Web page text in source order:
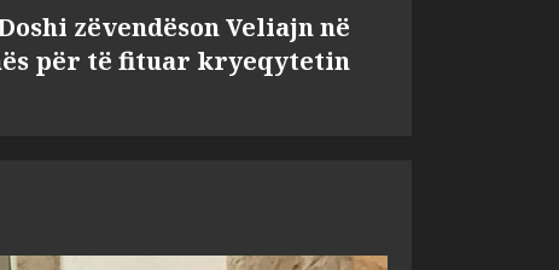
zëvendëson Veliajn në
për të fituar kryeqytetin